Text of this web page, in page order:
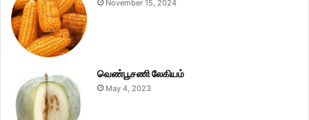
November 15, 2024
வெண்பூசணி லேகியம்
May 4, 2023